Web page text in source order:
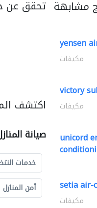
تحقق عن
اكتشف
صيانة
خدمات
أمن المنازل
مشابهة
yensen
مكيفات
victory
مكيفات
unicord
setia air-
مكيفات